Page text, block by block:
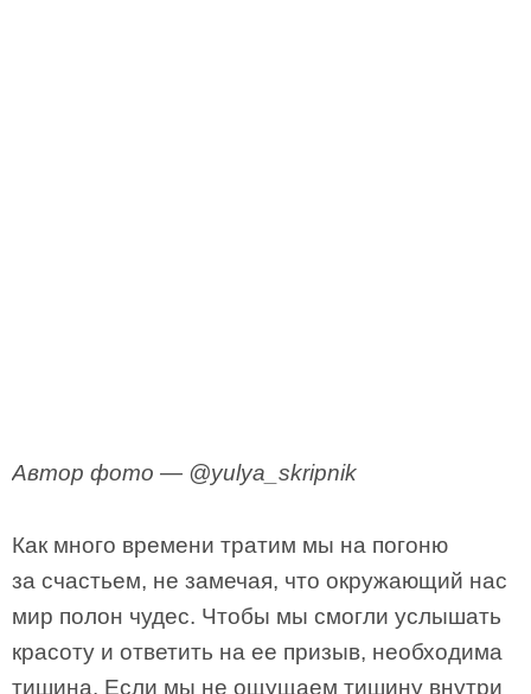
Автор фото — @yulya_skripnik
Как много времени тратим мы на погоню
за счастьем, не замечая, что окружающий нас
мир полон чудес. Чтобы мы смогли услышать
красоту и ответить на ее призыв, необходима
тишина. Если мы не ощущаем тишину внутри